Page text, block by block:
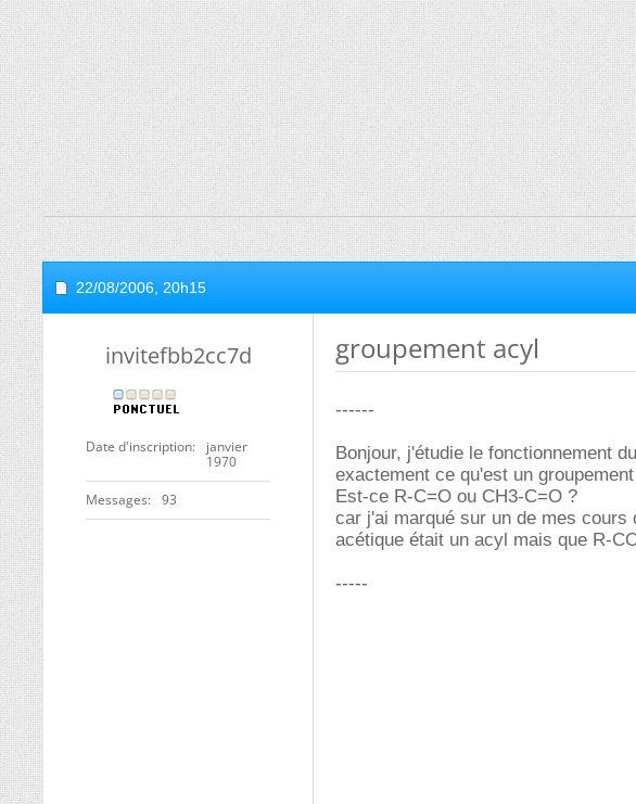
22/08/2006, 20h15
invitefbb2cc7d
Date d'inscription
janvier
1970
Messages 93
groupement acyl
------
Bonjour, j'étudie le fonctionnement
exactement ce qu'est un
Est-ce R-C=O ou CH3-C=O ?
car j'ai marqué sur un de mes
acétique était un acyl mais que R-
-----